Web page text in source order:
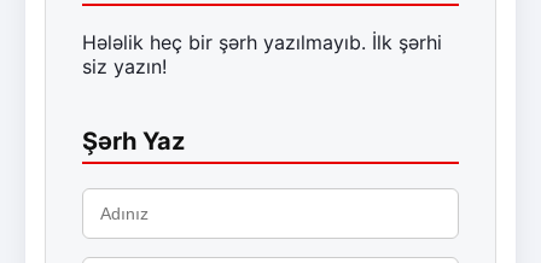
Hələlik heç bir şərh yazılmayıb. İlk şərhi
siz yazın!
Şərh Yaz